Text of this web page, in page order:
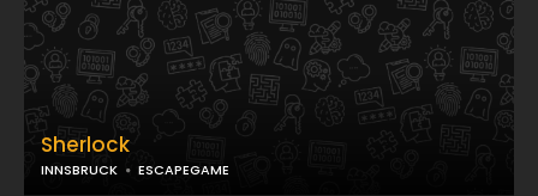
Sherlock
INNSBRUCK ESCAPEGAME